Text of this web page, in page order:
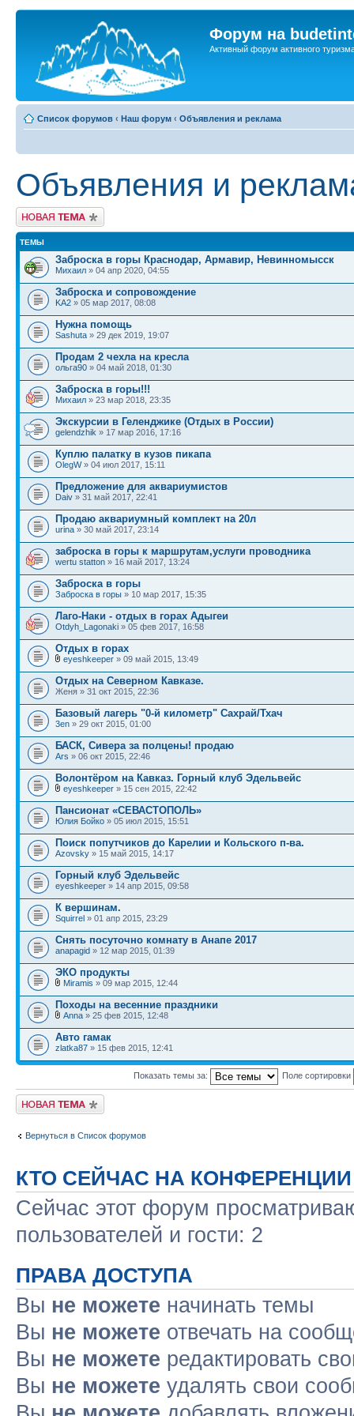
Форум на
Активный форум активного
Список форумов ‹ Наш форум ‹ Объявления и реклама
Объявления и
Новая тема
ТЕМЫ
Заброска в горы Краснодар, Армавир, Невинномысск
Михаил » 04 апр 2020, 04:55
Заброска и сопровождение
KA2 » 05 мар 2017, 08:08
Нужна помощь
Sashuta » 29 дек 2019, 19:07
Продам 2 чехла на кресла
ольга90 » 04 май 2018, 01:30
Заброска в горы!!!
Михаил » 23 мар 2018, 23:35
Экскурсии в Геленджике (Отдых в России)
gelendzhik » 17 мар 2016, 17:16
Куплю палатку в кузов пикапа
OlegW» 04 июл 2017, 15:11
Предложение для аквариумистов
Daiv » 31 май 2017, 22:41
Продаю аквариумный комплект на 20л
urina » 30 май 2017, 23:14
заброска в горы к маршрутам,услуги проводника
wertu statton » 16 май 2017, 13:24
Заброска в горы
Заброска в горы » 10 мар 2017, 15:35
Лаго-Наки - отдых в горах Адыгеи
Otdyh_Lagonaki » 05 фев 2017, 16:58
Отдых в горах
eyeshkeeper » 09 май 2015, 13:49
Отдых на Северном Кавказе.
Женя » 31 окт 2015, 22:36
Базовый лагерь "0-й километр" Сахрай/Тхач
3en » 29 окт 2015, 01:00
БАСК, Сивера за полцены! продаю
Ars » 06 окт 2015, 22:46
Волонтёром на Кавказ. Горный клуб Эдельвейс
eyeshkeeper » 15 сен 2015, 22:42
Пансионат «СЕВАСТОПОЛЬ»
Юлия Бойко » 05 июл 2015, 15:51
Поиск попутчиков до Карелии и Кольского п-ва.
Azovsky » 15 май 2015, 14:17
Горный клуб Эдельвейс
eyeshkeeper » 14 апр 2015, 09:58
К вершинам.
Squirrel » 01 апр 2015, 23:29
Снять посуточно комнату в Анапе 2017
anapagid » 12 мар 2015, 01:39
ЭКО продукты
Miramis » 09 мар 2015, 12:44
Походы на весенние праздники
Anna » 25 фев 2015, 12:48
Авто гамак
zlatka87 » 15 фев 2015, 12:41
Показать темы за: Поле сортировки
Новая тема
Вернуться в Список форумов
КТО СЕЙЧАС НА КОНФЕРЕНЦИИ
Сейчас этот форум
пользователей и гости: 2
ПРАВА ДОСТУПА
Вы не можете начинать темы
Вы не можете отвечать на
Вы не можете редактировать
Вы не можете удалять свои